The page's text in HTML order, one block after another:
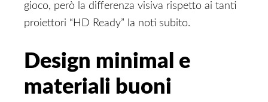
gioco, però la differenza visiva rispetto ai tanti
proiettori “HD Ready” la noti subito.
Design minimal e
materiali buoni